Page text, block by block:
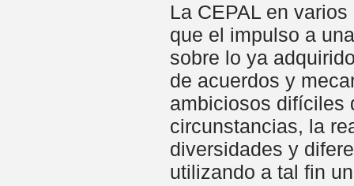
La CEPAL en
que el impulso a
sobre lo ya
de acuerdos y
ambiciosos difíciles
circunstancias, la
diversidades y
utilizando a tal fin